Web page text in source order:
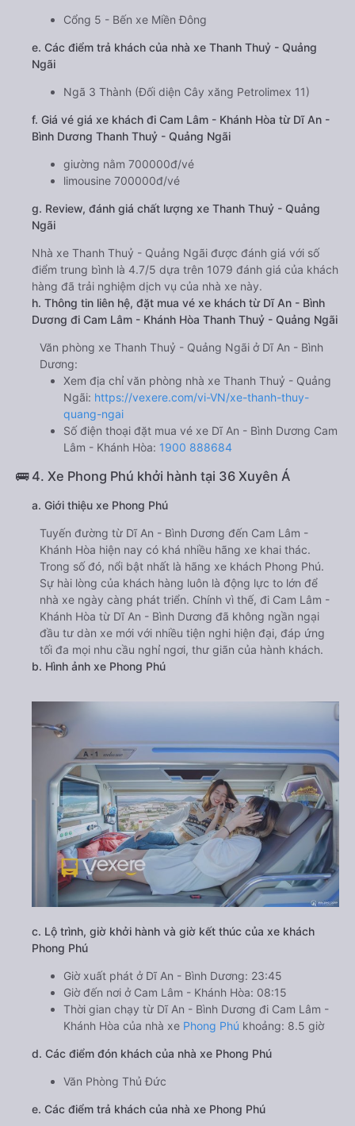
Cổng 5 - Bến xe Miền Đông
e. Các điểm trả khách của nhà xe Thanh Thuỷ - Quảng
Ngãi
Ngã 3 Thành (Đối diện Cây xăng Petrolimex 11)
f. Giá vé giá xe khách đi Cam Lâm - Khánh Hòa từ Dĩ An -
Bình Dương Thanh Thuỷ - Quảng Ngãi
giường nằm 700000đ/vé
limousine 700000đ/vé
g. Review, đánh giá chất lượng xe Thanh Thuỷ - Quảng
Ngãi
Nhà xe Thanh Thuỷ - Quảng Ngãi được đánh giá với số
điểm trung bình là 4.7/5 dựa trên 1079 đánh giá của khách
hàng đã trải nghiệm dịch vụ của nhà xe này.
h. Thông tin liên hệ, đặt mua vé xe khách từ Dĩ An - Bình
Dương đi Cam Lâm - Khánh Hòa Thanh Thuỷ - Quảng Ngãi
Văn phòng xe Thanh Thuỷ - Quảng Ngãi ở Dĩ An - Bình
Dương:
Xem địa chỉ văn phòng nhà xe Thanh Thuỷ - Quảng
Ngãi: https://vexere.com/vi-VN/xe-thanh-thuy-
quang-ngai
Số điện thoại đặt mua vé xe Dĩ An - Bình Dương Cam
Lâm - Khánh Hòa: 1900 888684
🚌 4. Xe Phong Phú khởi hành tại 36 Xuyên Á
a. Giới thiệu xe Phong Phú
Tuyến đường từ Dĩ An - Bình Dương đến Cam Lâm -
Khánh Hòa hiện nay có khá nhiều hãng xe khai thác.
Trong số đó, nổi bật nhất là hãng xe khách Phong Phú.
Sự hài lòng của khách hàng luôn là động lực to lớn để
nhà xe ngày càng phát triển. Chính vì thế, đi Cam Lâm -
Khánh Hòa từ Dĩ An - Bình Dương đã không ngần ngại
đầu tư dàn xe mới với nhiều tiện nghi hiện đại, đáp ứng
tối đa mọi nhu cầu nghỉ ngơi, thư giãn của hành khách.
b. Hình ảnh xe Phong Phú
c. Lộ trình, giờ khởi hành và giờ kết thúc của xe khách
Phong Phú
Giờ xuất phát ở Dĩ An - Bình Dương: 23:45
Giờ đến nơi ở Cam Lâm - Khánh Hòa: 08:15
Thời gian chạy từ Dĩ An - Bình Dương đi Cam Lâm -
Khánh Hòa của nhà xe Phong Phú khoảng: 8.5 giờ
d. Các điểm đón khách của nhà xe Phong Phú
Văn Phòng Thủ Đức
e. Các điểm trả khách của nhà xe Phong Phú